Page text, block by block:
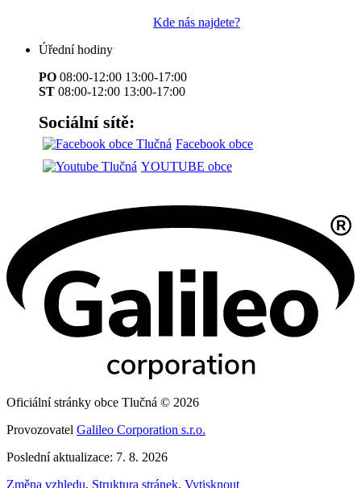
Kde nás najdete?
Úřední hodiny
PO 08:00-12:00 13:00-17:00
ST 08:00-12:00 13:00-17:00
Sociální sítě:
Facebook obce
YOUTUBE obce
Oficiální stránky obce Tlučná © 2026
Provozovatel Galileo Corporation s.r.o.
Poslední aktualizace: 7. 8. 2026
Změna vzhledu, Struktura stránek, Vytisknout